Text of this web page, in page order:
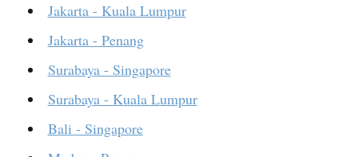
Jakarta - Kuala Lumpur
Jakarta - Penang
Surabaya - Singapore
Surabaya - Kuala Lumpur
Bali - Singapore